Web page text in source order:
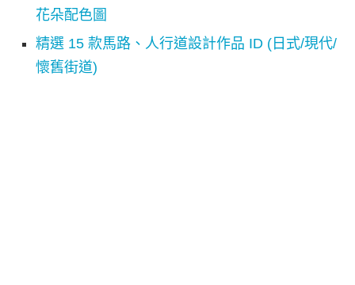
花朵配色圖
精選 15 款馬路、人行道設計作品 ID (日式/現代/
懷舊街道)